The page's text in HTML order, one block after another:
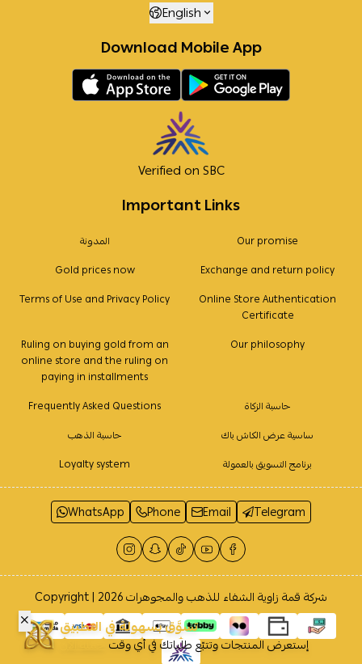
Important Links
المدونة
Our promise
Gold prices now
Exchange and return policy
Terms of Use and Privacy Policy
Online Store Authentication
Certificate
Ruling on buying gold from an
online store and the ruling on
paying in installments
Our philosophy
Frequently Asked Questions
حاسبة الزكاة
حاسبة الذهب
ساسية عرض الكاش باك
Loyalty system
برنامج التسويق بالعمولة
English
Download Mobile App
Verified on SBC
WhatsApp Phone Email Telegram
Copyright | 2026شركة قمة زاوية الشفاء للذهب والمجوهرات
تسوَّق بسهولة في التطبيق
إستعرض المنتجات وتتبّع طلباتك في أي وقتحمله الآن